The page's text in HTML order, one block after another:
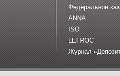
Федеральное
ANNA
ISO
LEI ROC
Журнал